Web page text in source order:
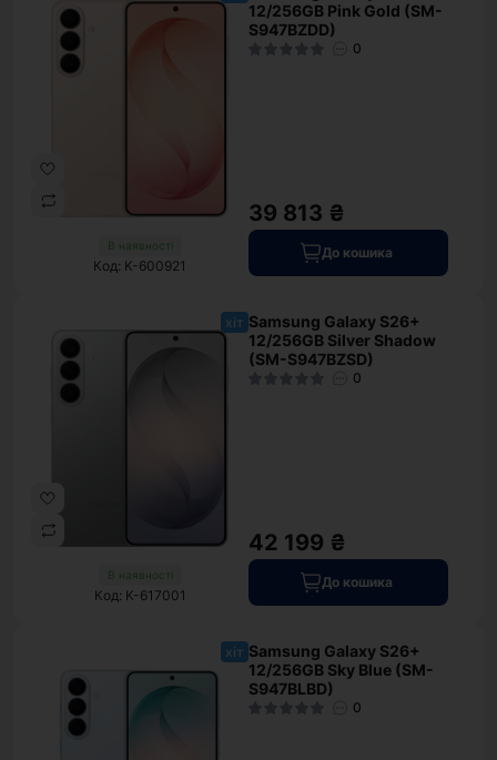
В наявності
Код: K-600921
12/256GB Pink Gold (SM-
S947BZDD)
0
39 813 ₴
До кошика
хіт
В наявності
Код: K-617001
Samsung Galaxy S26+
12/256GB Silver Shadow
(SM-S947BZSD)
0
42 199 ₴
До кошика
хіт Samsung Galaxy S26+
12/256GB Sky Blue (SM-
S947BLBD)
0